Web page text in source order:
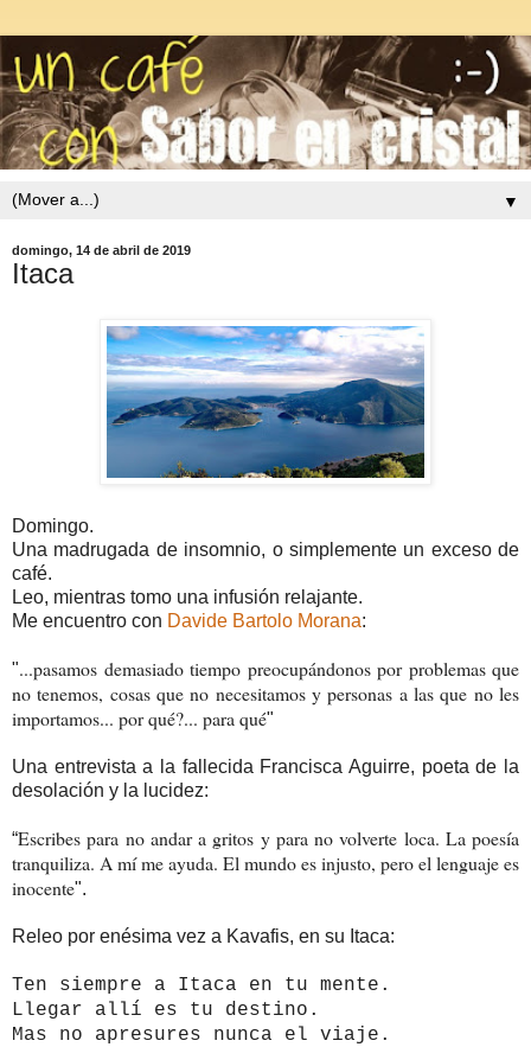
▼
domingo, 14 de abril de 2019
Itaca
Domingo.
Una madrugada de insomnio, o simplemente un exceso de
café.
Leo, mientras tomo una infusión relajante.
Me encuentro con Davide Bartolo Morana:
"...pasamos demasiado tiempo preocupándonos por problemas que
no tenemos, cosas que no necesitamos y personas a las que no les
importamos... por qué?... para qué"
Una entrevista a la fallecida Francisca Aguirre, poeta de la
desolación y la lucidez:
“Escribes para no andar a gritos y para no volverte loca. La poesía
tranquiliza. A mí me ayuda. El mundo es injusto, pero el lenguaje es
inocente".
Releo por enésima vez a Kavafis, en su Itaca:
Ten siempre a Itaca en tu mente.
Llegar allí es tu destino.
Mas no apresures nunca el viaje.